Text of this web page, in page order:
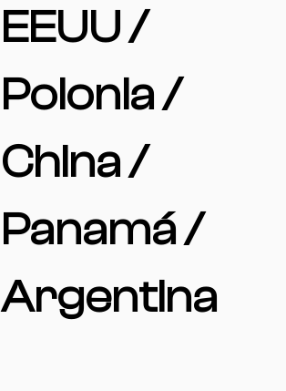
EEUU /
Polonia /
China /
Panamá /
Argentina